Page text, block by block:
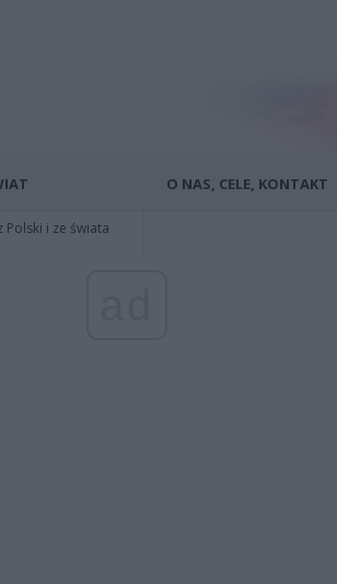
i ze świata
O NAS, CELE, KONTAKT